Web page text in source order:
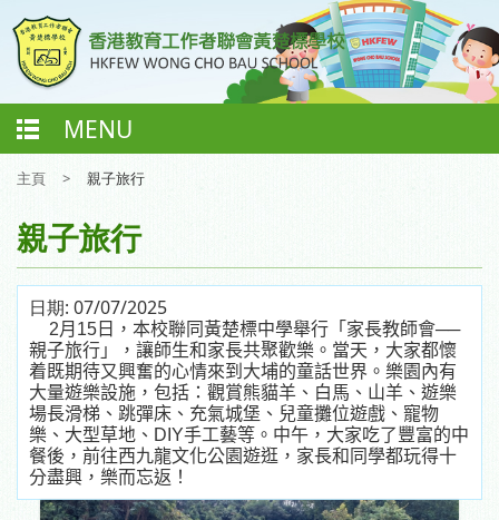
MENU
主頁 > 親子旅行
親子旅行
日期: 07/07/2025
2月 15 日，本校聯同黃楚標中學舉行「家長教師會──
親子旅行」，讓師生和家長共聚歡樂。當天，大家都懷
着既期待又興奮的心情來到大埔的童話世界 。樂園內有
大量遊樂設施，包括：觀賞熊貓羊、白馬、山羊、遊樂
場長滑梯、跳彈床、充氣城堡、兒童攤位遊戲、寵物
樂、大型草地、 DIY手工藝等 。中午 ，大家吃了豐富的中
餐後，前往西九龍文化公園遊逛，家長和同學都玩得十
分盡興，樂而忘返！